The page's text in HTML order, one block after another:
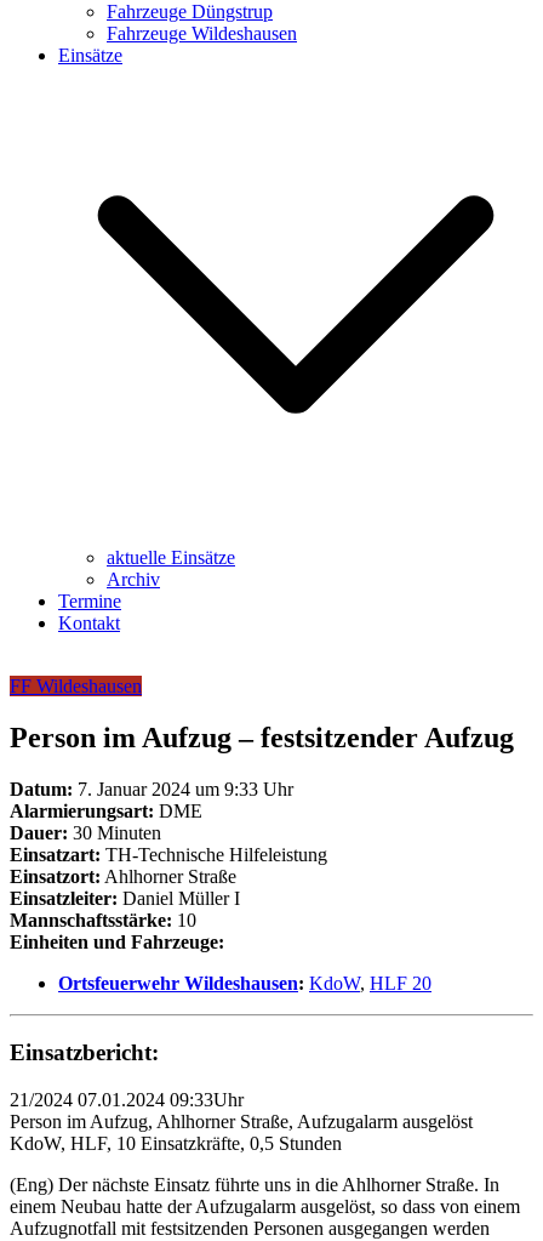
Fahrzeuge Düngstrup
Fahrzeuge Wildeshausen
Einsätze
aktuelle Einsätze
Archiv
Termine
Kontakt
FF Wildeshausen
Person im Aufzug – festsitzender Aufzug
Datum: 7. Januar 2024 um 9:33 Uhr
Alarmierungsart: DME
Dauer: 30 Minuten
Einsatzart: TH-Technische Hilfeleistung
Einsatzort: Ahlhorner Straße
Einsatzleiter: Daniel Müller I
Mannschaftsstärke: 10
Einheiten und Fahrzeuge:
Ortsfeuerwehr Wildeshausen: KdoW, HLF 20
Einsatzbericht:
21/2024 07.01.2024 09:33Uhr
Person im Aufzug, Ahlhorner Straße, Aufzugalarm ausgelöst
KdoW, HLF, 10 Einsatzkräfte, 0,5 Stunden
(Eng) Der nächste Einsatz führte uns in die Ahlhorner Straße. In
einem Neubau hatte der Aufzugalarm ausgelöst, so dass von einem
Aufzugnotfall mit festsitzenden Personen ausgegangen werden